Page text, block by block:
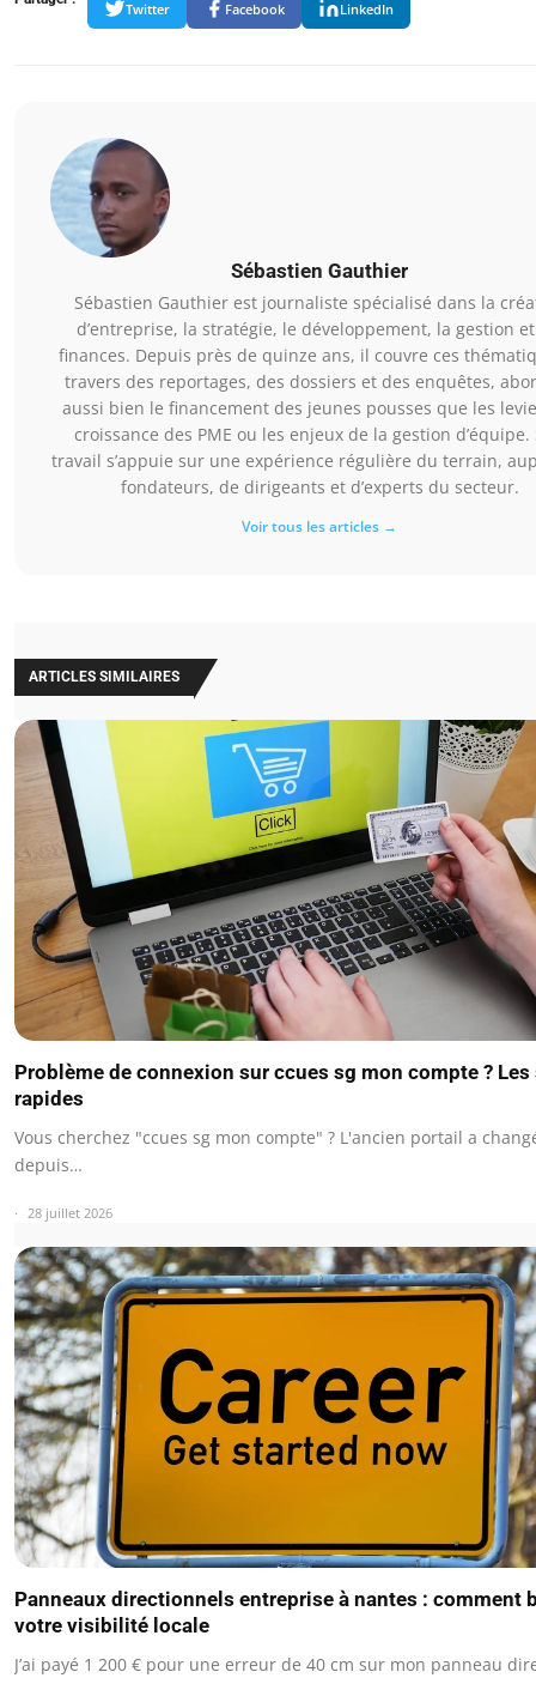
Twitter Facebook LinkedIn
Sébastien Gauthier
Sébastien Gauthier est journaliste spécialisé dans la
d’entreprise, la stratégie, le développement, la gestion
finances. Depuis près de quinze ans, il couvre ces
travers des reportages, des dossiers et des enquêtes,
aussi bien le financement des jeunes pousses que les
croissance des PME ou les enjeux de la gestion d’équipe.
travail s’appuie sur une expérience régulière du terrain,
fondateurs, de dirigeants et d’experts du secteur.
Voir tous les articles →
ARTICLES SIMILAIRES
Problème de connexion sur ccues sg mon compte ?
rapides
Vous cherchez "ccues sg mon compte" ? L'ancien portail a
depuis…
28 juillet 2026
Panneaux directionnels entreprise à nantes : comment
votre visibilité locale
J’ai payé 1 200 € pour une erreur de 40 cm sur mon panneau